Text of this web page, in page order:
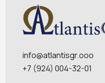
Услуги
О компании
Оплата и доставка
Политика конфидециальности